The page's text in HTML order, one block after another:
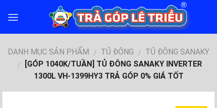
DANH MỤC SẢN PHẨM / TỦ ĐÔNG / TỦ ĐÔNG SANAKY
/
[GÓP 1040K/TUẦN] TỦ ĐÔNG SANAKY INVERTER
1300L VH-1399HY3 TRẢ GÓP 0% GIÁ TỐT